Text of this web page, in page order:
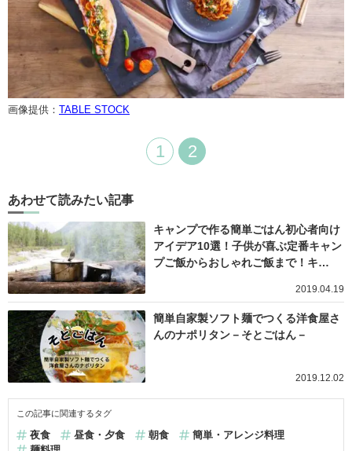
画像提供： TABLE STOCK
1 2
あわせて読みたい記事
キャンプで作る簡単ごはん初心者向け
アイデア10選！子供が喜ぶ定番キャン
プご飯からおしゃれご飯まで！キ…
2019.04.19
簡単自家製ソフト麺でつくる洋食屋さ
んのナポリタン－そとごはん－
2019.12.02
この記事に関連するタグ
夜食 昼食・夕食 朝食
簡単・アレンジ料理